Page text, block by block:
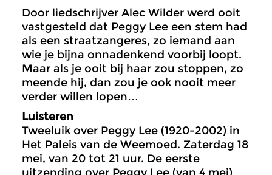
Door liedschrijver Alec Wilder werd ooit
vastgesteld dat Peggy Lee een stem had
als een straatzangeres, zo iemand aan
wie je bijna onnadenkend voorbij loopt.
Maar als je ooit bij haar zou stoppen, zo
meende hij, dan zou je ook nooit meer
verder willen lopen…
Luisteren
Tweeluik over Peggy Lee (1920-2002) in
Het Paleis van de Weemoed. Zaterdag 18
mei, van 20 tot 21 uur. De eerste